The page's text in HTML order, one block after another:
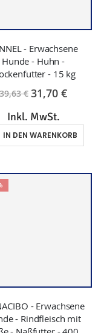
Inkl. MwSt.
IN DEN WARENKORB
IN DEN WARENKORB